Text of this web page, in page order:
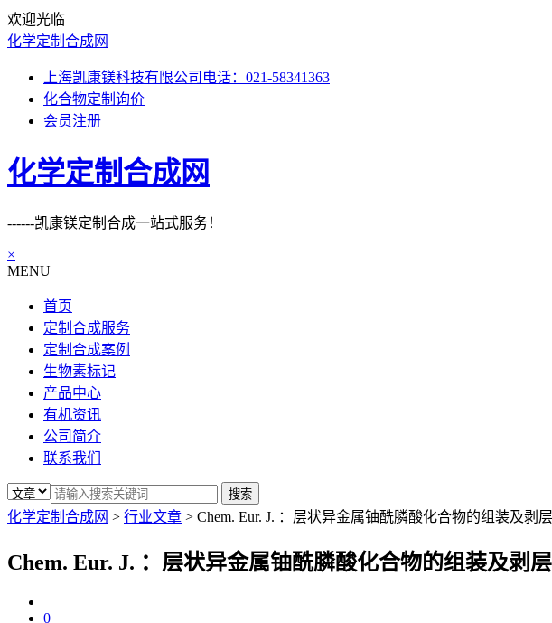
欢迎光临
化学定制合成网
上海凯康镁科技有限公司电话：021-58341363
化合物定制询价
会员注册
化学定制合成网
------凯康镁定制合成一站式服务！
×
MENU
首页
定制合成服务
定制合成案例
生物素标记
产品中心
有机资讯
公司简介
联系我们
化学定制合成网 > 行业文章 > Chem. Eur. J. ：层状异金属铀酰膦酸化合物的组装及剥
Chem. Eur. J. ：层状异金属铀酰膦酸化合物的组装及剥
0